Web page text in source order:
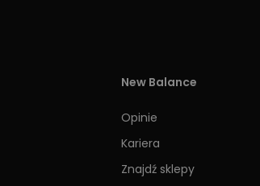
New Balance
Opinie
Kariera
Znajdź sklepy